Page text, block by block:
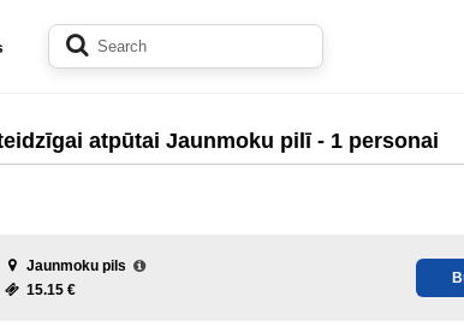
atpūtai Jaunmoku pilī - 1 personai
Jaunmoku pils
15.15 €